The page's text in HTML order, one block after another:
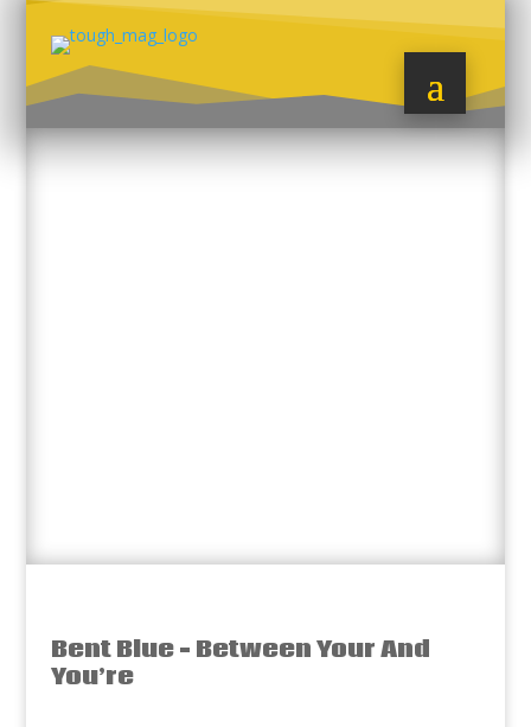
Bent Blue – Between Your And
You’re